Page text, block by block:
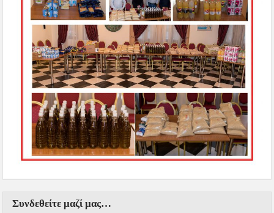
Συνδεθείτε μαζί μας…